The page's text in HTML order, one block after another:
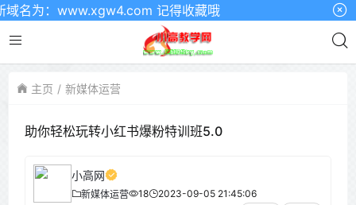
为：www.xgw4.com 记得收藏哦
主页 新媒体运营
助你轻松玩转小红书爆粉特训班5.0
小高网
新媒体运营 18 2023-09-05 21:45:06